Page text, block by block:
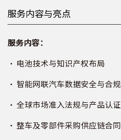
服务内容与亮点
服务内容：
• 电池技术与知识产权布局
• 智能网联汽车数据安全与合规
• 全球市场准入法规与产品认证
• 整车及零部件采购供应链合同